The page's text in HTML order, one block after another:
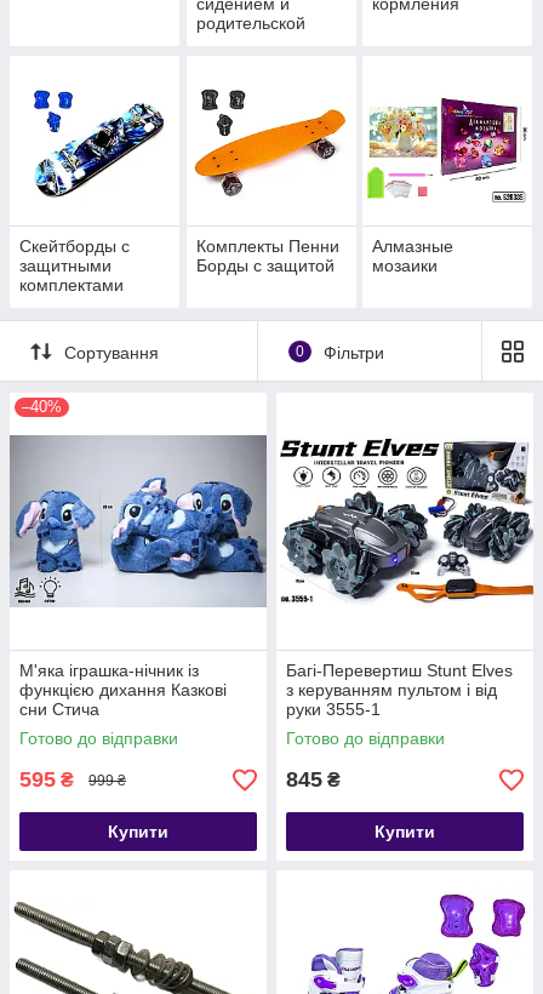
сидением и
родительской
кормления
Скейтборды с
защитными
комплектами
Комплекты Пенни
Борды с защитой
Алмазные
мозаики
Сортування 0 Фільтри
–40%
М'яка іграшка-нічник із
функцією дихання Казкові
сни Стича
Готово до відправки
595 ₴ 999 ₴
Купити
Багі-Перевертиш Stunt Elves
з керуванням пультом і від
руки 3555-1
Готово до відправки
845 ₴
Купити